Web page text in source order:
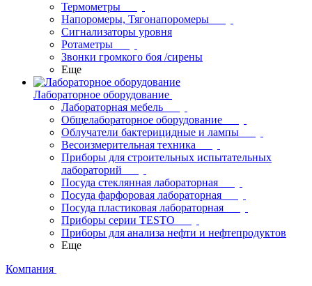
Термометры
Напоромеры, Тягонапоромеры
Сигнализаторы уровня
Ротаметры
Звонки громкого боя /сирены
Еще
Лабораторное оборудование
Лабораторная мебель
Общелабораторное оборудование
Облучатели бактерицидные и лампы
Весоизмерительная техника
Приборы для строительных испытательных
лабораторий
Посуда стеклянная лабораторная
Посуда фарфоровая лабораторная
Посуда пластиковая лабораторная
Приборы серии TESTO
Приборы для анализа нефти и нефтепродуктов
Еще
Компания